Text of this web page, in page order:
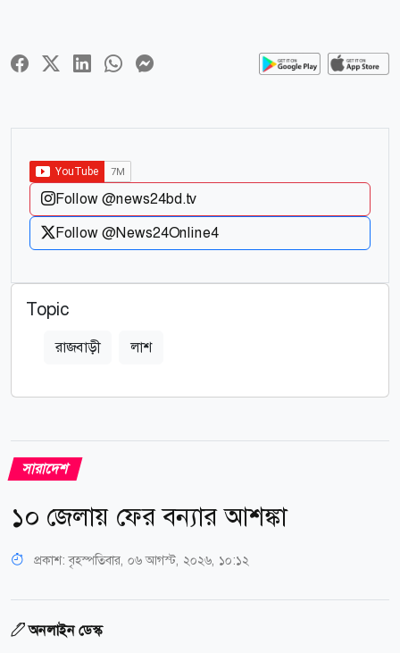
Follow @news24bd.tv
Follow @News24Online4
Topic
রাজবাড়ী লাশ
সারাদেশ
১০ জেলায় ফের বন্যার আশঙ্কা
প্রকাশ:বৃহস্পতিবার, ০৬ আগস্ট, ২০২৬, ১০:১২
অনলাইন ডেস্ক